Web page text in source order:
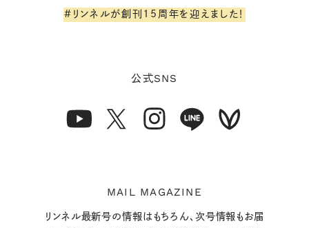
#リンネルが創刊15周年を迎えました！
公式SNS
MAIL MAGAZINE
リンネル最新号の情報はもちろん、次号情報もお届